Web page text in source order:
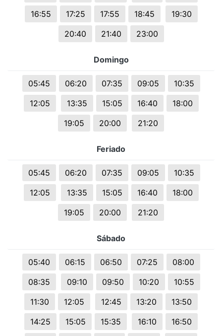
16:55
17:25 17:55 18:45
19:30
20:40
21:40 23:00
Domingo
05:45 06:20 07:35 09:05
10:35
12:05
13:35 15:05 16:40
18:00
19:05
20:00 21:20
Feriado
05:45 06:20 07:35 09:05
10:35
12:05
13:35 15:05 16:40
18:00
19:05
20:00 21:20
Sábado
05:40 06:15 06:50 07:25
08:00
08:35
09:10 09:50 10:20
10:55
11:30
12:05 12:45 13:20
13:50
14:25
15:05 15:35 16:10 16:50